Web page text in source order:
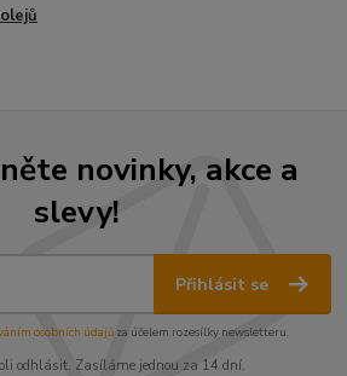
novinky, akce a
slevy!
Přihlásit se
osobních údajůza účelem rozesílky newsletteru.
odhlásit. Zasíláme jednou za 14 dní.